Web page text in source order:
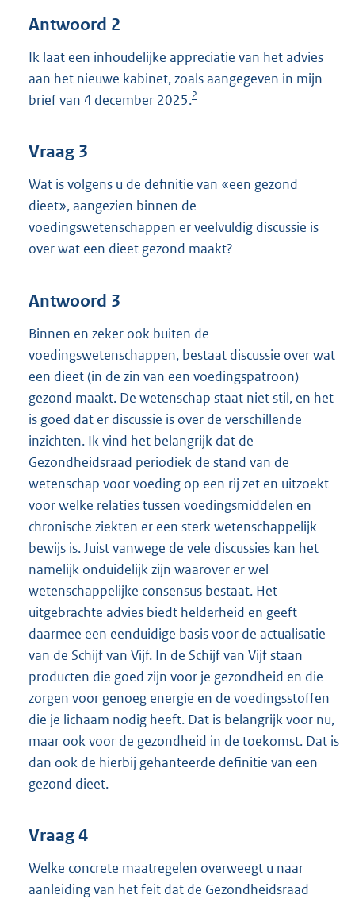
Antwoord 2
Ik laat een inhoudelijke appreciatie van het advies
aan het nieuwe kabinet, zoals aangegeven in mijn
brief van 4 december 2025.2
Vraag 3
Wat is volgens u de definitie van «een gezond
dieet», aangezien binnen de
voedingswetenschappen er veelvuldig discussie is
over wat een dieet gezond maakt?
Antwoord 3
Binnen en zeker ook buiten de
voedingswetenschappen, bestaat discussie over wat
een dieet (in de zin van een voedingspatroon)
gezond maakt. De wetenschap staat niet stil, en het
is goed dat er discussie is over de verschillende
inzichten. Ik vind het belangrijk dat de
Gezondheidsraad periodiek de stand van de
wetenschap voor voeding op een rij zet en uitzoekt
voor welke relaties tussen voedingsmiddelen en
chronische ziekten er een sterk wetenschappelijk
bewijs is. Juist vanwege de vele discussies kan het
namelijk onduidelijk zijn waarover er wel
wetenschappelijke consensus bestaat. Het
uitgebrachte advies biedt helderheid en geeft
daarmee een eenduidige basis voor de actualisatie
van de Schijf van Vijf. In de Schijf van Vijf staan
producten die goed zijn voor je gezondheid en die
zorgen voor genoeg energie en de voedingsstoffen
die je lichaam nodig heeft. Dat is belangrijk voor nu,
maar ook voor de gezondheid in de toekomst. Dat is
dan ook de hierbij gehanteerde definitie van een
gezond dieet.
Vraag 4
Welke concrete maatregelen overweegt u naar
aanleiding van het feit dat de Gezondheidsraad